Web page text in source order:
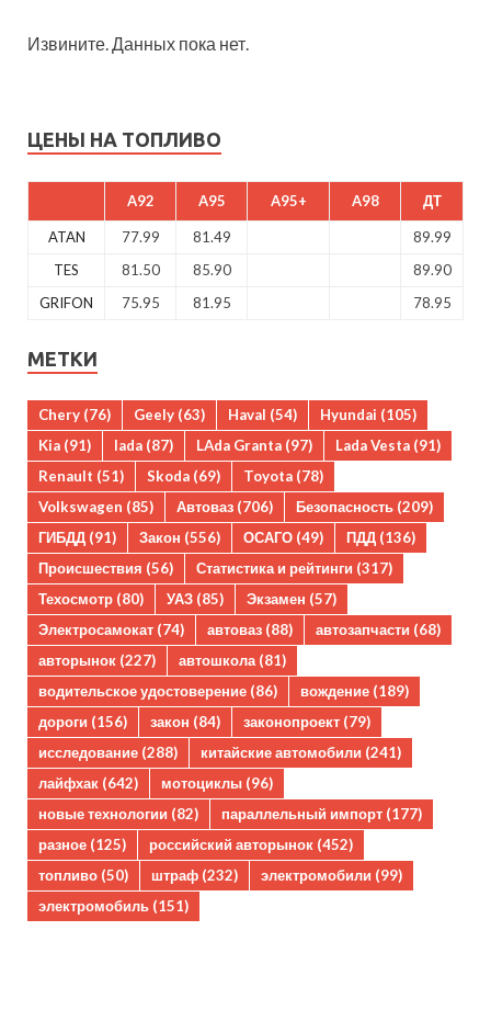
Извините. Данных пока нет.
ЦЕНЫ НА ТОПЛИВО
A92 A95 A95+ A98 ДТ
ATAN 77.99 81.49
89.99
TES
81.50 85.90
89.90
GRIFON
75.95 81.95 78.95
МЕТКИ
Chery (76) Geely (63) Haval (54) Hyundai (105)
Kia (91) lada (87) LAda Granta (97) Lada Vesta (91)
Renault (51) Skoda (69) Toyota (78)
Volkswagen (85) Автоваз (706) Безопасность (209)
ГИБДД (91) Закон (556) ОСАГО (49) ПДД (136)
Происшествия (56) Статистика и рейтинги (317)
Техосмотр (80) УАЗ (85) Экзамен (57)
Электросамокат (74) автоваз (88) автозапчасти (68)
авторынок (227) автошкола(81)
водительское удостоверение (86) вождение (189)
дороги (156) закон (84) законопроект (79)
исследование (288) китайские автомобили (241)
лайфхак (642) мотоциклы (96)
новые технологии (82) параллельный импорт (177)
разное (125) российский авторынок (452)
топливо (50) штраф (232) электромобили (99)
электромобиль (151)